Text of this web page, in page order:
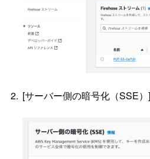
[サーバー側の暗号化（SSE）